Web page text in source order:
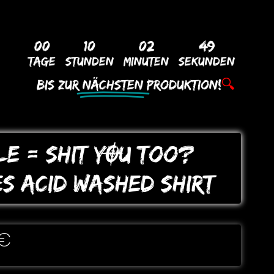
00
Tage
10
Stunden
02
Minuten
48
Sekunden
Bis ZurNächsten Produktion!🔍
= SHIT YOU Too?
ACID WASHED SHIRT